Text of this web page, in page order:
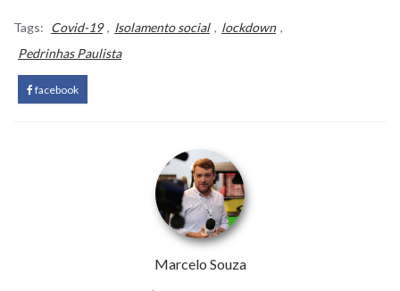
Tags: Covid-19 , Isolamento social , lockdown ,
Pedrinhas Paulista
facebook
Marcelo Souza